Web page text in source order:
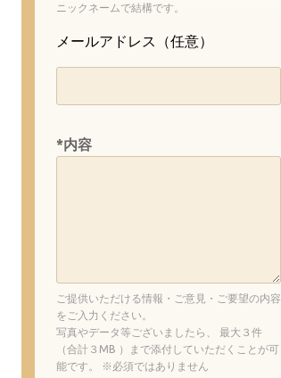
ニックネームで結構です。
メールアドレス（任意）
*内容
ご提供いただける情報・ご意見・ご要望の内容
をご入力ください。
写真やデータ等ございましたら、 最大３件
（合計３MB ）まで添付していただくことが可
能です。 ※必須ではありません